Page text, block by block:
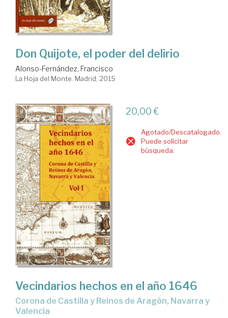
Don Quijote, el poder del delirio
Alonso-Fernández, Francisco
La Hoja del Monte. Madrid, 2015
20,00 €
Agotado/Descatalogado.
Puede solicitar
búsqueda.
Vecindarios hechos en el año 1646
Corona de Castilla y Reinos de Aragón, Navarra y
Valencia